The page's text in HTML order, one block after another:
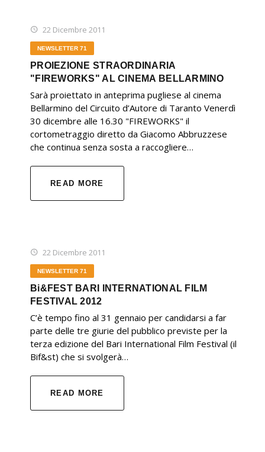
22 Dicembre 2011
NEWSLETTER 71
PROIEZIONE STRAORDINARIA
"FIREWORKS" AL CINEMA BELLARMINO
Sarà proiettato in anteprima pugliese al cinema
Bellarmino del Circuito d’Autore di Taranto Venerdì
30 dicembre alle 16.30 "FIREWORKS" il
cortometraggio diretto da Giacomo Abbruzzese
che continua senza sosta a raccogliere…
READ MORE
22 Dicembre 2011
NEWSLETTER 71
Bi&FEST BARI INTERNATIONAL FILM
FESTIVAL 2012
C’è tempo fino al 31 gennaio per candidarsi a far
parte delle tre giurie del pubblico previste per la
terza edizione del Bari International Film Festival (il
Bif&st) che si svolgerà…
READ MORE